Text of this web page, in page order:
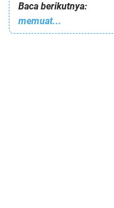
Baca berikutnya:
memuat...